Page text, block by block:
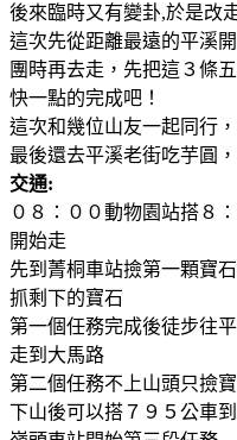
後來臨時又有變卦,於是改
這次先從距離最遠的平溪
團時再去走，先把這３條
快一點的完成吧！
這次和幾位山友一起同行
最後還去平溪老街吃芋圓
交通:
０８：００動物園站搭８
開始走
先到菁桐車站撿第一顆寶
抓剩下的寶石
第一個任務完成後徒步往
走到大馬路
第二個任務不上山頭只撿
下山後可以搭７９５公車